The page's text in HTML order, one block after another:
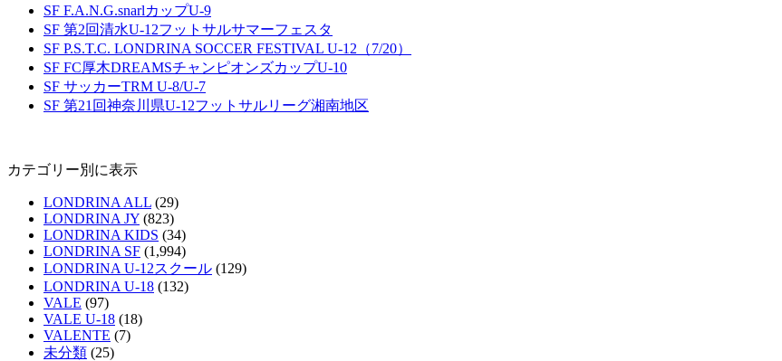
SF F.A.N.G.snarlカップU-9
SF 第2回清水U-12フットサルサマーフェスタ
SF P.S.T.C. LONDRINA SOCCER FESTIVAL U-12（7/20）
SF FC厚木DREAMSチャンピオンズカップU-10
SF サッカーTRM U-8/U-7
SF 第21回神奈川県U-12フットサルリーグ湘南地区
カテゴリー別に表示
LONDRINA ALL (29)
LONDRINA JY (823)
LONDRINA KIDS (34)
LONDRINA SF (1,994)
LONDRINA U-12スクール (129)
LONDRINA U-18 (132)
VALE (97)
VALE U-18 (18)
VALENTE (7)
未分類 (25)